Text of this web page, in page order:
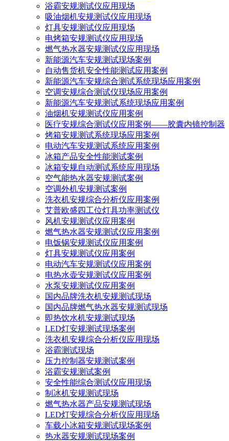
浴霸安规测试仪应用现场
吸油烟机安规测试仪应用现场
灯具安规测试仪应用现场
电烤箱安规测试仪应用现场
燃气热水器安规测试仪应用现场
新能源汽车安规测试现场案例
自动售货机安全性能测试应用案例
新能源汽车安规综合测试系统现场应用案例
空调安规综合测试仪现场应用案例
新能源汽车安规测试系统现场应用案例
油烟机安规测试仪应用案例
医疗安规综合测试仪应用案例——胶囊内镜控制器
烤箱安规测试系统现场应用案例
电动汽车安规测试系统应用案例
冰箱产品安全性能测试案例
冰箱安规自动测试系统应用现场
空气能热水器安规测试案例
空调外机安规测试案例
洗衣机安规综合分析仪应用案例
艾普欧盛四工位灯具功率测试仪
风机安规测试仪应用案例
燃气热水器安规测试仪应用案例
电饭锅安规测试仪应用案例
灯具安规测试仪应用案例
电动汽车安规测试仪应用案例
电热水壶安规测试仪应用案例
水泵安规测试仪应用案例
国内品牌洗衣机安规测试现场
国内品牌燃气热水器安规测试现场
即热饮水机安规测试现场
LED灯安规测试现场案例
洗衣机安规综合分析仪应用现场
浴霸测试现场
压力控制器安规测试案例
浴霸安规测试案例
安全性能综合测试仪应用现场
制冰机安规测试现场
燃气热水器产品安规测试现场
LED灯安规综合分析仪应用现场
车载小冰箱安规测试现场案例
热水器安规测试现场案例